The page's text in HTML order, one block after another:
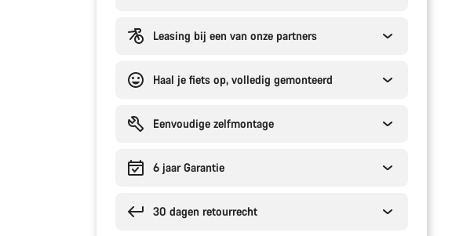
Leasing bij een van onze partners
Haal je fiets op, volledig gemonteerd
Eenvoudige zelfmontage
6 jaar Garantie
30 dagen retourrecht